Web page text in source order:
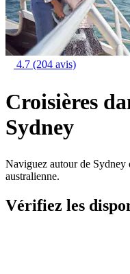
4.7 (204 avis)
Croisières
Sydney
Naviguez autour de Sydney
australienne.
Vérifiez les